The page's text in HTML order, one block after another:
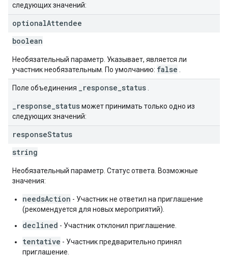
следующих значений:
optionalAttendee
boolean
Необязательный параметр. Указывает, является ли
участник необязательным. По умолчанию: false
Поле объединения _response_status
_response_statusможет принимать только одно из
следующих значений:
responseStatus
string
Необязательный параметр. Статус ответа. Возможные
значения:
needsAction - Участник не ответил на приглашение
(рекомендуется для новых мероприятий).
declined - Участник отклонил приглашение.
tentative - Участник предварительно принял
приглашение.